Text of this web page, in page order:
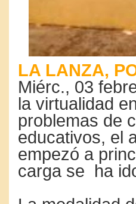
LA LANZA,
Miérc., 03
la virtualidad
problemas de
educativos, el
empezó a
carga se ha